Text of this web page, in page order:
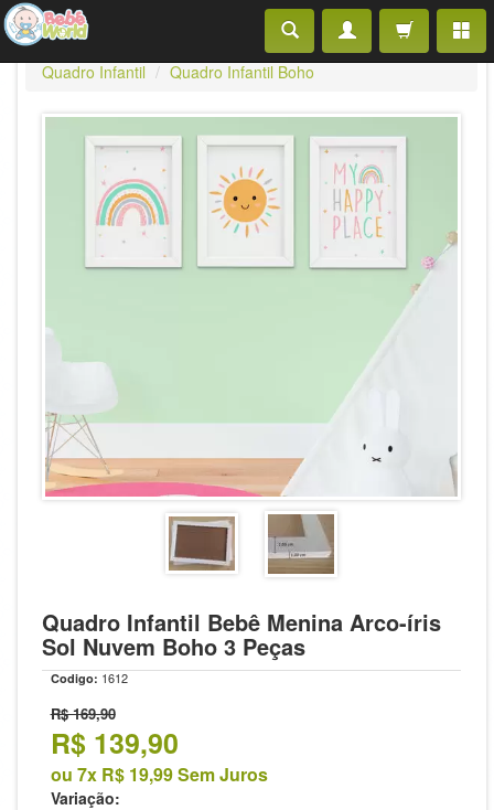
Quadro Infantil Quadro Infantil Boho
Quadro Infantil Bebê Menina Arco-íris
Sol Nuvem Boho 3 Peças
Codigo: 1612
R$ 169,90
R$ 139,90
ou 7x R$ 19,99 Sem Juros
Variação: